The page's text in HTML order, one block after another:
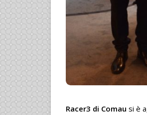
Racer3 di Comau si è